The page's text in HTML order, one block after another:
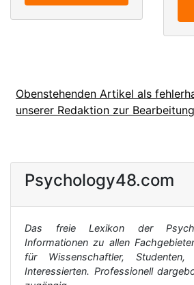
Obenstehenden Artikel als
unserer Redaktion zur
Psychology48.com
Das freie Lexikon der
Informationen zu allen
für Wissenschaftler,
Interessierten. Professionell